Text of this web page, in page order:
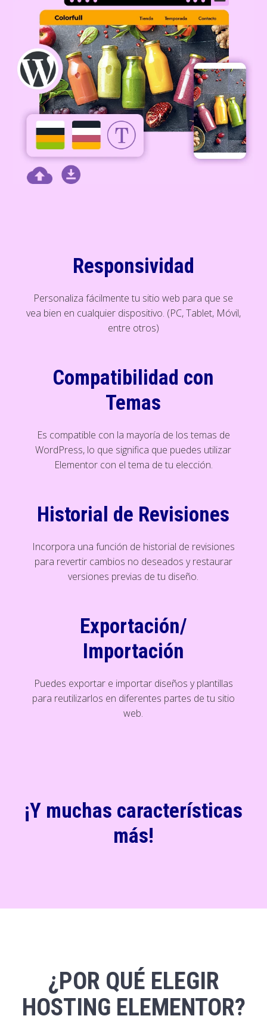
Responsividad
Personaliza fácilmente tu sitio web para que se
vea bien en cualquier dispositivo. (PC, Tablet, Móvil,
entre otros)
Compatibilidad con
Temas
Es compatible con la mayoría de los temas de
WordPress, lo que significa que puedes utilizar
Elementor con el tema de tu elección.
Historial de Revisiones
Incorpora una función de historial de revisiones
para revertir cambios no deseados y restaurar
versiones previas de tu diseño.
Exportación/
Importación
Puedes exportar e importar diseños y plantillas
para reutilizarlos en diferentes partes de tu sitio
web.
¡Y muchas características
más!
¿POR QUÉ ELEGIR
HOSTING ELEMENTOR?